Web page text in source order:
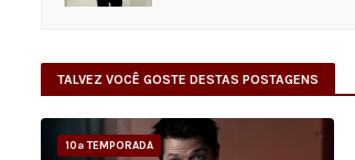
TALVEZ VOCÊ GOSTE DESTAS POSTAGENS
10ª TEMPORADA